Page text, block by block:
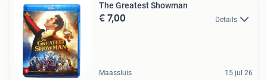
The Greatest Showman
€ 7,00 Details
Maassluis 15 jul 26